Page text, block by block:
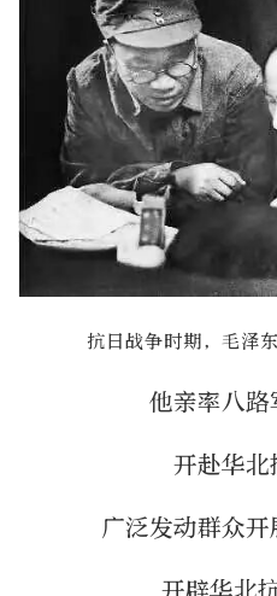
抗日战争时期，毛泽
他亲率八路
开赴华北
广泛发动群众
开辟华北